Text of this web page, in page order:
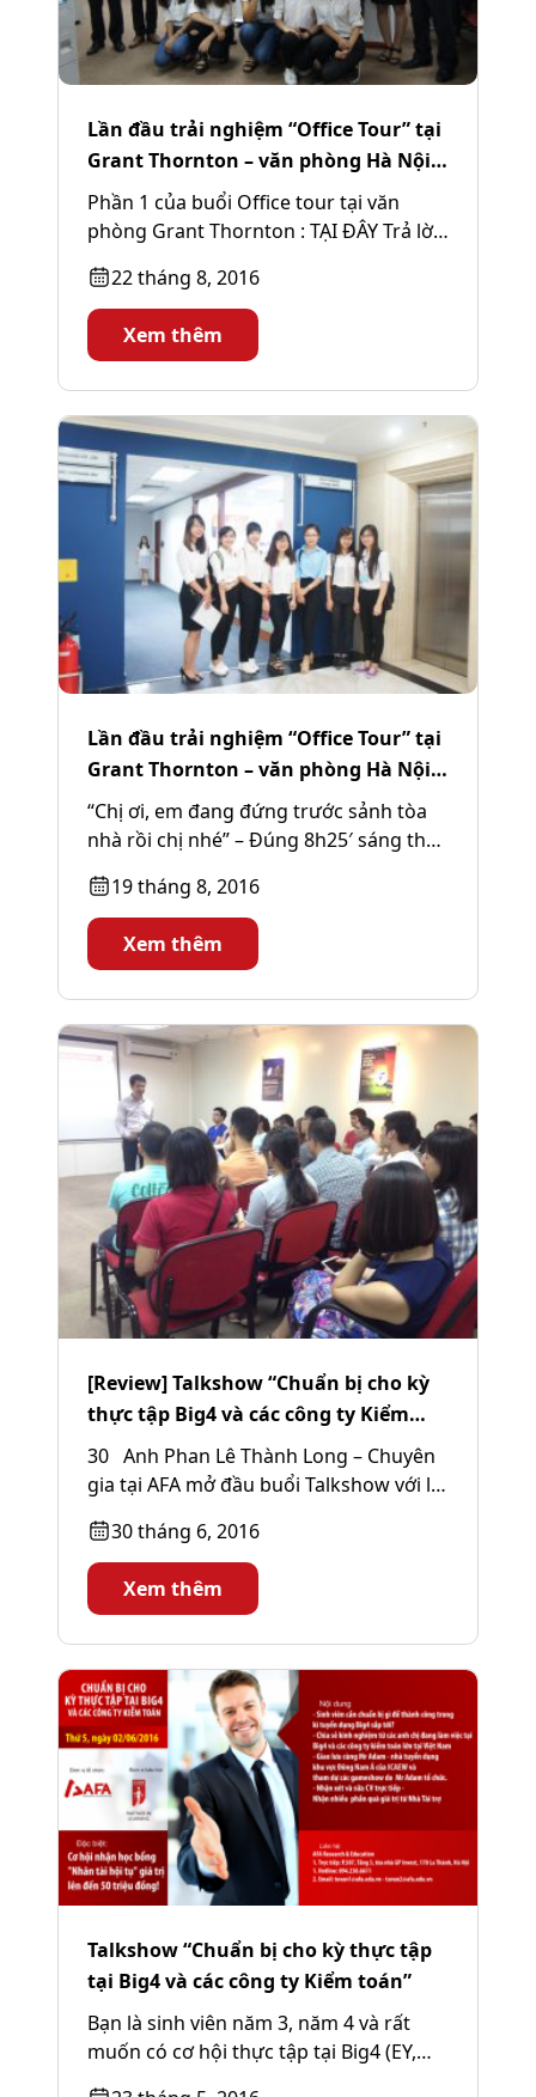
Lần đầu trải nghiệm “Office Tour” tại
Grant Thornton – văn phòng Hà Nội
(Phần 2)
Phần 1 của buổi Office tour tại văn
phòng Grant Thornton : TẠI ĐÂY Trả lời
22 tháng 8, 2016
Xem thêm
Lần đầu trải nghiệm “Office Tour” tại
Grant Thornton – văn phòng Hà Nội
(Phần 1)
“Chị ơi, em đang đứng trước sảnh tòa
nhà rồi chị nhé” – Đúng 8h25′ sáng thứ
19 tháng 8, 2016
Xem thêm
[Review] Talkshow “Chuẩn bị cho kỳ
thực tập Big4 và các công ty Kiểm
toán”
30 Anh Phan Lê Thành Long – Chuyên
gia tại AFA mở đầu buổi Talkshow với lối
30 tháng 6, 2016
Xem thêm
Talkshow “Chuẩn bị cho kỳ thực tập
tại Big4 và các công ty Kiểm toán”
Bạn là sinh viên năm 3, năm 4 và rất
muốn có cơ hội thực tập tại Big4 (EY,
Deloitte,...